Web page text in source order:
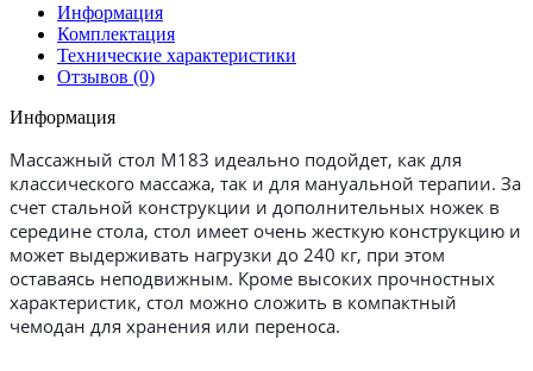
Информация
Комплектация
Технические характеристики
Отзывов (0)
Информация
Массажный стол M183 идеально подойдет, как для
классического массажа, так и для мануальной терапии. За
счет стальной конструкции и дополнительных ножек в
середине стола, стол имеет очень жесткую конструкцию и
может выдерживать нагрузки до 240 кг, при этом
оставаясь неподвижным. Кроме высоких прочностных
характеристик, стол можно сложить в компактный
чемодан для хранения или переноса.